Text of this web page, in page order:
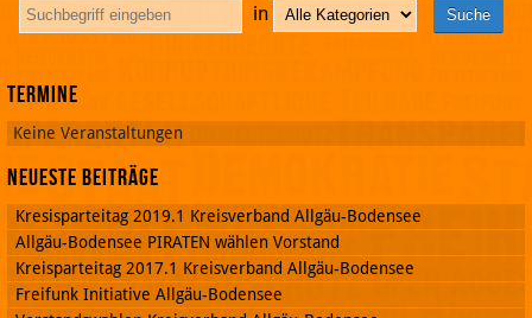
in
Termine
Keine Veranstaltungen
Neueste Beiträge
Kresisparteitag 2019.1 Kreisverband Allgäu-Bodensee
Allgäu-Bodensee PIRATEN wählen Vorstand
Kreisparteitag 2017.1 Kreisverband Allgäu-Bodensee
Freifunk Initiative Allgäu-Bodensee